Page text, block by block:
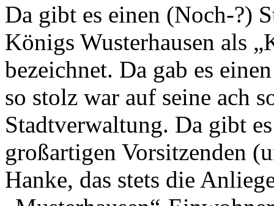
Da gibt es einen (Noch-?)
Königs Wusterhausen als
bezeichnet. Da gab es
so stolz war auf seine ach
Stadtverwaltung. Da gibt
großartigen Vorsitzenden
Hanke, das stets die